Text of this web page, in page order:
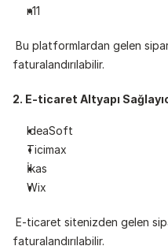
n11
Bu platformlardan gelen
faturalandırılabilir.
2. E-ticaret Altyapı
IdeaSoft
Ticimax
İkas
Wix
E-ticaret sitenizden gelen
faturalandırılabilir.